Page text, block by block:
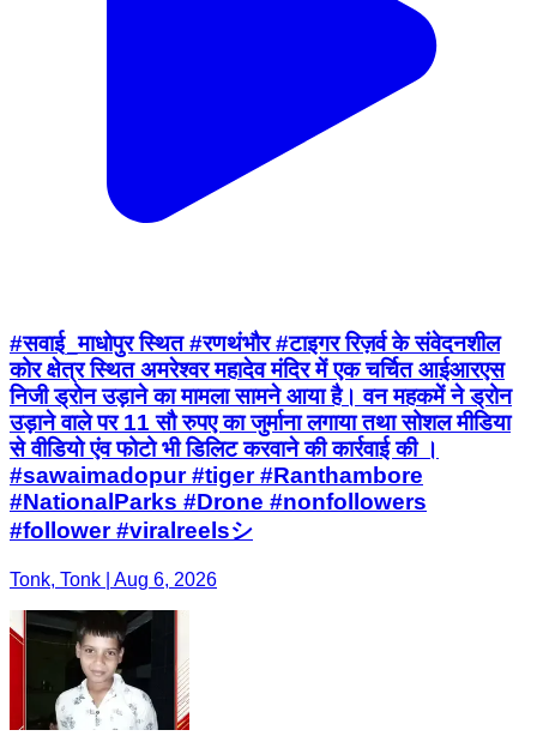
#सवाई_माधोपुर स्थित #रणथंभौर #टाइगर रिज़र्व के संवेदनशील
कोर क्षेत्र स्थित अमरेश्वर महादेव मंदिर में एक चर्चित आईआरएस
निजी ड्रोन उड़ाने का मामला सामने आया है। वन महकमें ने ड्रोन
उड़ाने वाले पर 11 सौ रुपए का जुर्माना लगाया तथा सोशल मीडिया
से वीडियो एंव फोटो भी डिलिट करवाने की कार्रवाई की ।
#sawaimadopur #tiger #Ranthambore
#NationalParks #Drone #nonfollowers
#follower #viralreelsシ
Tonk, Tonk | Aug 6, 2026